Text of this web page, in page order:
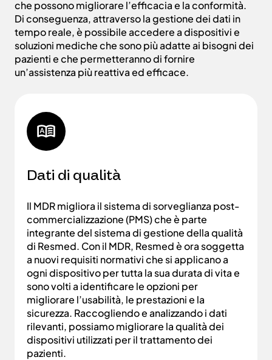
che possono migliorare l’efficacia e la conformità.
Di conseguenza, attraverso la gestione dei dati in
tempo reale, è possibile accedere a dispositivi e
soluzioni mediche che sono più adatte ai bisogni dei
pazienti e che permetteranno di fornire
un’assistenza più reattiva ed efficace.
Dati di qualità
Il MDR migliora il sistema di sorveglianza post-
commercializzazione (PMS) che è parte
integrante del sistema di gestione della qualità
di Resmed. Con il MDR, Resmed è ora soggetta
a nuovi requisiti normativi che si applicano a
ogni dispositivo per tutta la sua durata di vita e
sono volti a identificare le opzioni per
migliorare l’usabilità, le prestazioni e la
sicurezza. Raccogliendo e analizzando i dati
rilevanti, possiamo migliorare la qualità dei
dispositivi utilizzati per il trattamento dei
pazienti.